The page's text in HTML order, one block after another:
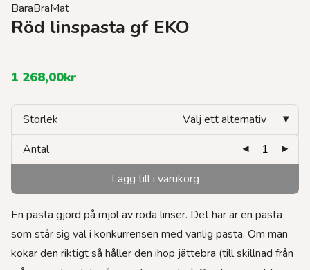
BaraBraMat
Röd linspasta gf EKO
1 268,00kr
Storlek
Välj ett alternativ
Antal
Lägg till i varukorg
En pasta gjord på mjöl av röda linser. Det här är en pasta
som står sig väl i konkurrensen med vanlig pasta. Om man
kokar den riktigt så håller den ihop jättebra (till skillnad från